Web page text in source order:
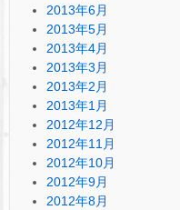
2013年6月
2013年5月
2013年4月
2013年3月
2013年2月
2013年1月
2012年12月
2012年11月
2012年10月
2012年9月
2012年8月